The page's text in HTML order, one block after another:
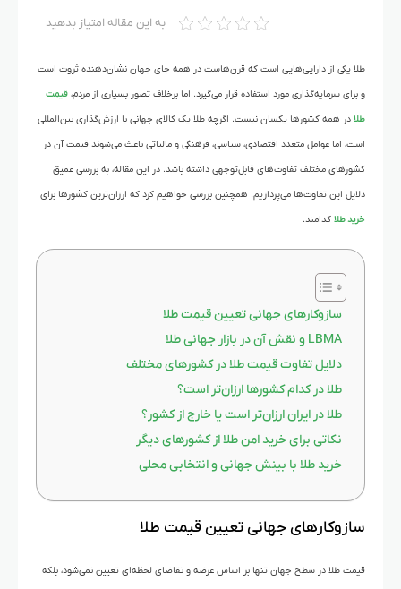
به این مقاله امتیاز بدهید
طلا یکی از دارایی‌هایی است که قرن‌هاست در همه جای جهان نشان‌دهنده ثروت است
و برای سرمایه‌گذاری مورد استفاده قرار می‌گیرد. اما برخلاف تصور بسیاری از مردم، قیمت
طلا در همه کشورها یکسان نیست. اگرچه طلا یک کالای جهانی با ارزش‌گذاری بین‌المللی
است، اما عوامل متعدد اقتصادی، سیاسی، فرهنگی و مالیاتی باعث می‌شوند قیمت آن در
کشورهای مختلف تفاوت‌های قابل‌توجهی داشته باشد. در این مقاله، به بررسی عمیق
دلایل این تفاوت‌ها می‌پردازیم. همچنین بررسی خواهیم کرد که ارزان‌ترین کشورها برای
خرید طلا کدامند.
سازوکارهای جهانی تعیین قیمت طلا
LBMA و نقش آن در بازار جهانی طلا
دلایل تفاوت قیمت طلا در کشورهای مختلف
طلا در کدام کشورها ارزان‌تر است؟
طلا در ایران ارزان‌تر است یا خارج از کشور؟
نکاتی برای خرید امن طلا از کشورهای دیگر
خرید طلا با بینش جهانی و انتخابی محلی
سازوکارهای جهانی تعیین قیمت طلا
قیمت طلا در سطح جهان تنها بر اساس عرضه و تقاضای لحظه‌ای تعیین نمی‌شود، بلکه